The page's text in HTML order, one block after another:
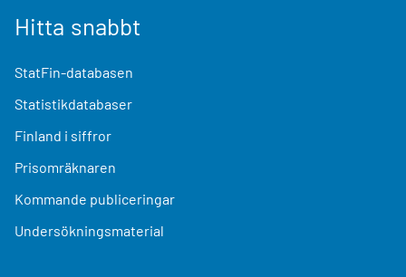
Hitta snabbt
StatFin-databasen
Statistikdatabaser
Finland i siffror
Prisomräknaren
Kommande publiceringar
Undersökningsmaterial